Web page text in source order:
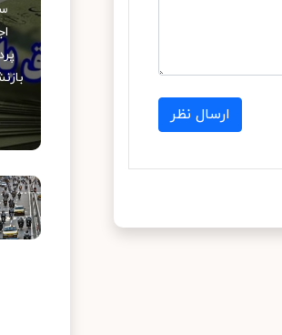
ارسال نظر